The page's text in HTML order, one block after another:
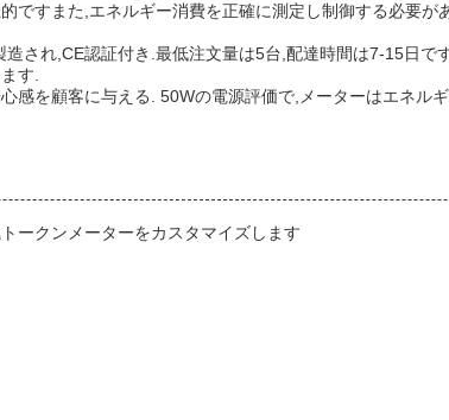
ですまた,エネルギー消費を正確に測定し制御する必要が
され,CE認証付き.最低注文量は5台,配達時間は7-15日で
す.
感を顧客に与える. 50Wの電源評価で,メーターはエネル
ークンメーターをカスタマイズします